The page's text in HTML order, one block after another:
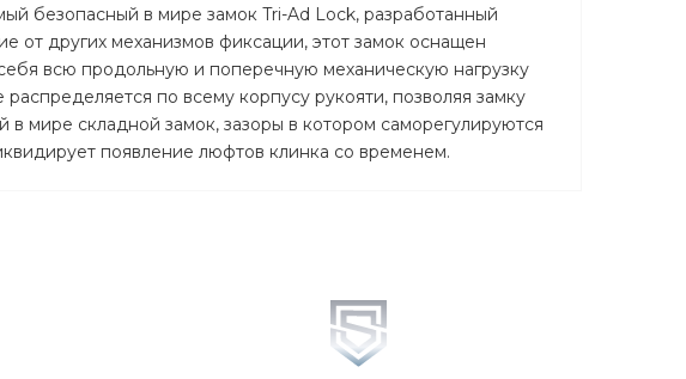
безопасный в мире замок Tri-Ad Lock, разработанный
других механизмов фиксации, этот замок оснащен
всю продольную и поперечную механическую нагрузку
по всему корпусу рукояти, позволяя замку
мире складной замок, зазоры в котором саморегулируются
появление люфтов клинка со временем.